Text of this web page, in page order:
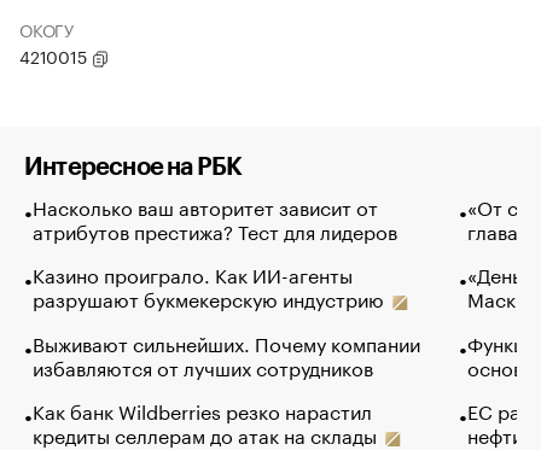
ОКОГУ
4210015
Интересное на РБК
Насколько ваш авторитет зависит от
атрибутов престижа? Тест для лидеров
Казино проиграло. Как ИИ-агенты
разрушают букмекерскую индустрию
Выживают сильнейших. Почему компании
избавляются от лучших сотрудников
Как банк Wildberries резко нарастил
кредиты селлерам до атак на склады
«От
глава
Маск в
основ
ЕС
нефти